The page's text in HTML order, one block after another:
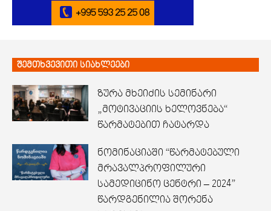
შემთხვევითი სიახლეები
ზურა მხეიძის სემინარი
„მოტივაციის ხელოვნება“
წარმატებით ჩატარდა
ნომინაციაში “წარმატებული
მრავალპროფილური
სამედიცინო ცენტრი – 2024”
წარდგენილია შორენა